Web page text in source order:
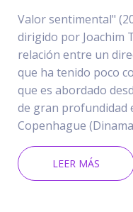
Valor sentimental"
dirigido por Joachim
relación entre un
que ha tenido poco
que es abordado
de gran profundidad
Copenhague
LEER MÁS